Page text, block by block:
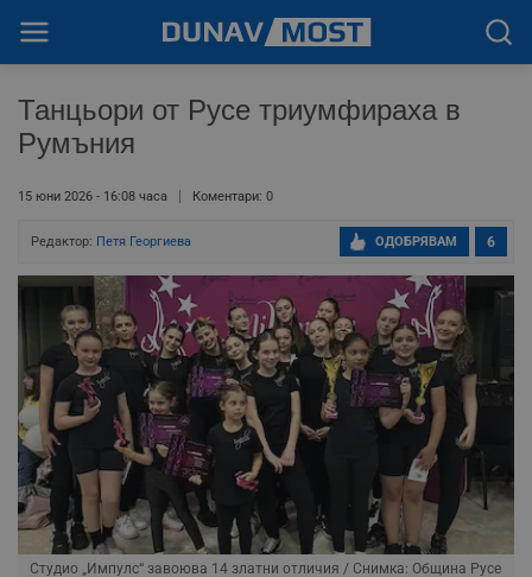
Танцьори от Русе триумфираха в
Румъния
15 юни 2026 - 16:08 часа Коментари: 0
Редактор: Петя Георгиева 6
ОДОБРЯВАМ
Студио „Импулс“ завоюва 14 златни отличия / Снимка: Община Русе